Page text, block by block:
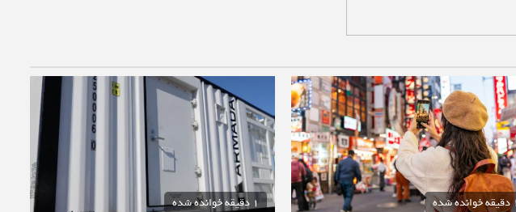
1 دقیقه خوانده شده 1 دقیقه خوانده شده